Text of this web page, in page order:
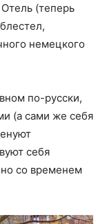
(теперь
немецкого
по-русски,
(а сами же себя
себя
со временем